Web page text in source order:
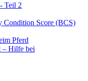
Teil 2
Condition Score (BCS)
Pferd
– Hilfe bei